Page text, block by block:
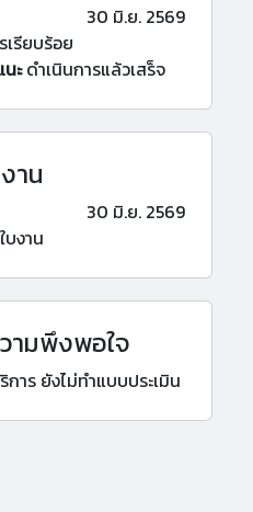
30 มิ.ย. 2569
รียบร้อย
ะดำเนินการแล้วเสร็จ
าน
30 มิ.ย. 2569
งาน
ามพึงพอใจ
าร ยังไม่ทำแบบประเมิน